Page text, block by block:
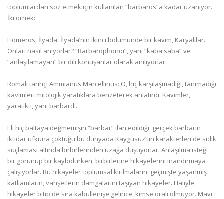
toplumlardan söz etmek için kullanılan “barbaros”a kadar uzanıyor.
İki örnek:
Homeros, İlyada: İlyada’nın ikinci bölümünde bir kavim, Karyalılar.
Onları nasıl anıyorlar? “Barbarophonoi”, yani “kaba saba” ve
“anlaşılamayan” bir dili konuşanlar olarak anılıyorlar.
Romalı tarihçi Ammianus Marcellinus: O, hiç karşılaşmadığı, tanımadığı
kavimleri mitolojik yaratıklara benzeterek anlatırdı. Kavimler,
yaratıktı, yani barbardı.
Eli hiç baltaya değmemişin “barbar” ilan edildiği, gerçek barbarın
iktidar ufkuna çöktüğü bu dünyada Kaygusuz’un karakterleri de sidik
suçlaması altında birbirlerinden uzağa düşüyorlar. Anlaşılma isteği
bir görünüp bir kaybolurken, birbirlerine hikayelerini inandırmaya
çalışıyorlar. Bu hikayeler toplumsal kırılmaların, geçmişte yaşanmış
katliamların, vahşetlerin damgalarını taşıyan hikayeler. Haliyle,
hikayeler bitip de sıra kabullenişe gelince, kimse oralı olmuyor. Mavi